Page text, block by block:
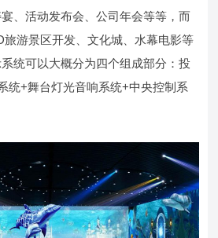
、活动发布会、公司年会等等，而
旅游景区开发、文化城、水幕电影等
统可以大概分为四个组成部分：投
统+舞台灯光音响系统+中央控制系